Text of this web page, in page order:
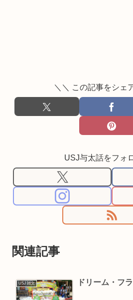
＼＼ この記事をシェ
USJ与太話をフォ
関連記事
USJ 雑文 ドリーム・フ